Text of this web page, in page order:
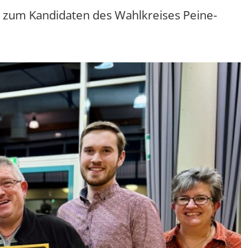
Kandidaten des Wahlkreises Peine-